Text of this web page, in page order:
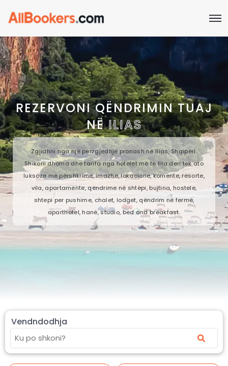
REZERVONI QËNDRIMIN TUAJ
NËILIAS
Zgjidhni nga një përzgjedhje pronash në Ilias, Shqipëri.
Shikoni dhoma dhe tarifa nga hotelet më të lira deri tek ato
luksoze me përshkrime, imazhe, lokacione, komente, resorte,
vila, apartamente, qëndrime në shtëpi, bujtina, hostele,
shtepi per pushime, chalet, lodget, qëndrim në fermë,
aparthotel, hanë, studio, bed and breakfast.
Vendndodhja